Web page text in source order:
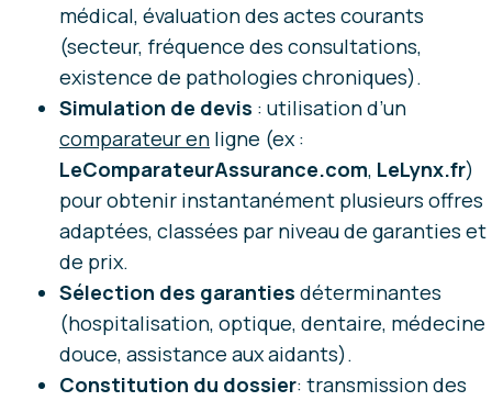
médical, évaluation des actes courants
(secteur, fréquence des consultations,
existence de pathologies chroniques).
Simulation de devis : utilisation d’un
comparateur en ligne (ex :
LeComparateurAssurance.com, LeLynx.fr)
pour obtenir instantanément plusieurs offres
adaptées, classées par niveau de garanties et
de prix.
Sélection des garanties déterminantes
(hospitalisation, optique, dentaire, médecine
douce, assistance aux aidants).
Constitution du dossier: transmission des